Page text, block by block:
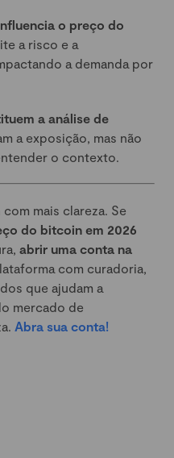
o preço do
a risco e a
a demanda por
a análise de
a exposição, mas não
o contexto.
mais clareza. Se
do bitcoin em 2026
abrir uma conta na
com curadoria,
que ajudam a
mercado de
Abra sua conta!